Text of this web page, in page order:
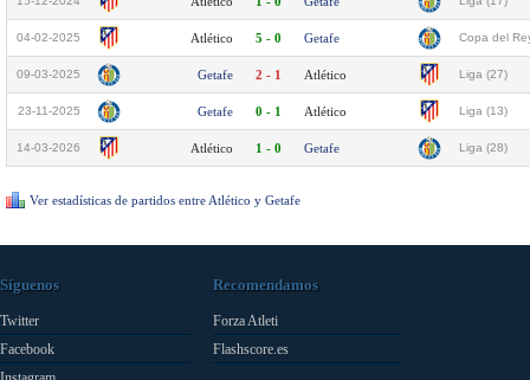
04-02-2025 Atlético 5 - 0 Getafe Copa del
09-03-2025 Getafe 2 - 1 Atlético Liga (27)
23-11-2025 Getafe 0 - 1 Atlético Liga (13)
14-03-2026 Atlético 1 - 0 Getafe Liga (28)
Ver estadísticas de partidos entre Atlético y Getafe
Síguenos
Twitter
Facebook
Recomendamos
Forza Atleti
Flashscore.es